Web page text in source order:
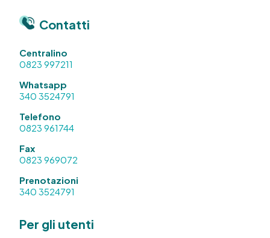
Contatti
Centralino
0823 997211
Whatsapp
340 3524791
Telefono
0823 961744
Fax
0823 969072
Prenotazioni
340 3524791
Per gli utenti